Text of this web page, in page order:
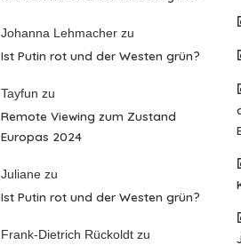
Johanna Lehmacher zu
Ist Putin rot und der Westen grün?
Tayfun zu
Remote Viewing zum Zustand
Europas 2024
Juliane zu
Ist Putin rot und der Westen grün?
Frank-Dietrich Rückoldt zu